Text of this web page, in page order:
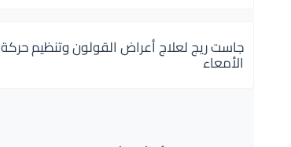
جاست ريج لعلاج أعراض القولون وتنظيم حركة
الأمعاء